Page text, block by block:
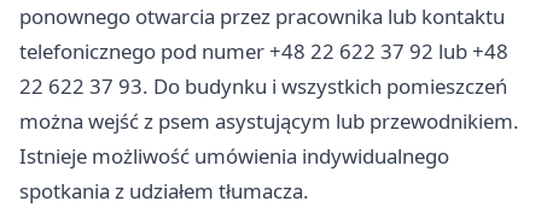
ponownego otwarcia przez pracownika lub kontaktu
telefonicznego pod numer +48 22 622 37 92 lub +48
22 622 37 93. Do budynku i wszystkich pomieszczeń
można wejść z psem asystującym lub przewodnikiem.
Istnieje możliwość umówienia indywidualnego
spotkania z udziałem tłumacza.